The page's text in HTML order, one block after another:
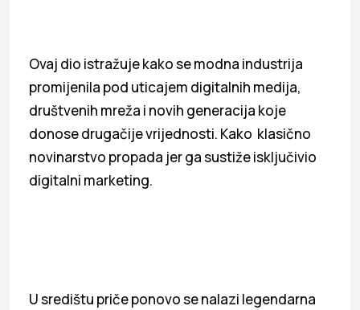
Ovaj dio istražuje kako se modna industrija
promijenila pod uticajem digitalnih medija,
društvenih mreža i novih generacija koje
donose drugačije vrijednosti. Kako klasično
novinarstvo propada jer ga sustiže isključivio
digitalni marketing.
U središtu priče ponovo se nalazi legendarna